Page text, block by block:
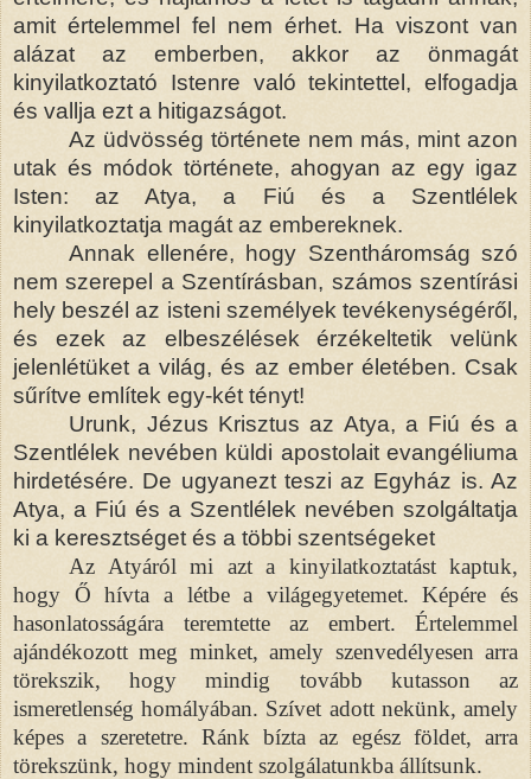
amit értelemmel fel nem érhet. Ha viszont van
alázat az emberben, akkor az önmagát
kinyilatkoztató Istenre való tekintettel, elfogadja
és vallja ezt a hitigazságot.
Az üdvösség története nem más, mint azon
utak és módok története, ahogyan az egy igaz
Isten: az Atya, a Fiú és a Szentlélek
kinyilatkoztatja magát az embereknek.
Annak ellenére, hogy Szentháromság szó
nem szerepel a Szentírásban, számos szentírási
hely beszél az isteni személyek tevékenységéről,
és ezek az elbeszélések érzékeltetik velünk
jelenlétüket a világ, és az ember életében. Csak
sűrítve említek egy-két tényt!
Urunk, Jézus Krisztus az Atya, a Fiú és a
Szentlélek nevében küldi apostolait evangéliuma
hirdetésére. De ugyanezt teszi az Egyház is. Az
Atya, a Fiú és a Szentlélek nevében szolgáltatja
ki a keresztséget és a többi szentségeket
Az Atyáról mi azt a kinyilatkoztatást kaptuk,
hogy Ő hívta a létbe a világegyetemet. Képére és
hasonlatosságára teremtette az embert. Értelemmel
ajándékozott meg minket, amely szenvedélyesen arra
törekszik, hogy mindig tovább kutasson az
ismeretlenség homályában. Szívet adott nekünk, amely
képes a szeretetre. Ránk bízta az egész földet, arra
törekszünk, hogy mindent szolgálatunkba állítsunk.